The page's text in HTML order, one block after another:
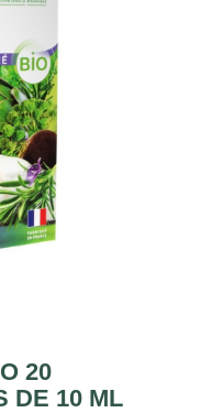
20
DE 10 ML